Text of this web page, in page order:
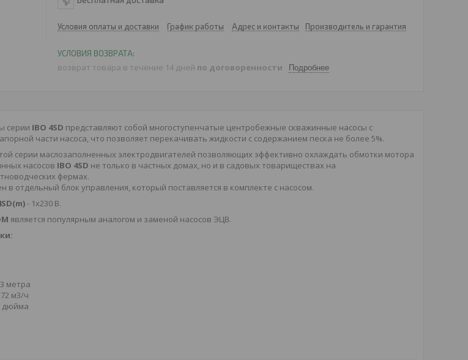
Условия оплаты и доставки График работы Адрес и контакты Производитель и гарантия
возврат товара в течение 14 дней по договоренности Подробнее
серии IBO 4SD представляют собой многоступенчатые центробежные скважинные насосы с
части насоса, что позволяет перекачивать жидкости с содержанием песка не более 5%.
серии маслозаполненных электродвигателей позволяющих эффективно охлаждать обмотки мотора
насосов IBO 4SD не только в частных домах, но и в садовых товариществах на
фермах.
в отдельный блок управления, который поставляется в комплекте с насосом.
- 1x230 В.
является популярным аналогом и заменой насосов ЭЦВ.
метра
м3/ч
дюйма